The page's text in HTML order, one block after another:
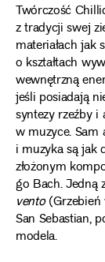
Twórczość
z tradycji swej
materiałach jak
o kształtach
wewnętrzną
jeśli posiadają
syntezy rzeźby i
w muzyce. Sam
i muzyka są jak
złożonym
go Bach. Jedną
vento(Grzebień
San Sebastian,
modela.